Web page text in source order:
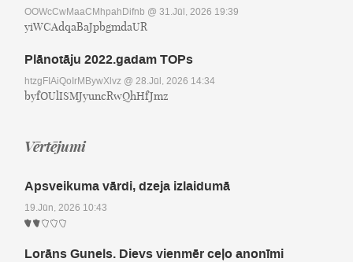
OOWcCwMaaCMhpahDifnb @ 31.Jūl, 2026 19:39
yiWCAdqaBaJpbgmdaUR
Plānotāju 2022.gadam TOPs
htzgFIAiQoIrMBywXlvz @ 28.Jūl, 2026 14:34
byfOUlISMJyuncRwQhHfJmz
Vērtējumi
Apsveikuma vārdi, dzeja izlaidumā
19.Jūn, 2026 10:43
Lorāns Gunels. Dievs vienmēr ceļo anonīmi